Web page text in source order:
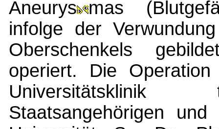
Aneurys
mas
infolge der
Oberschenkels
operiert. Die
Universitätsklinik
Staatsangehörigen